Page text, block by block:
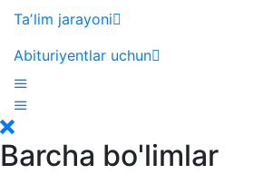
Taʼlim jarayoni
Abituriyentlar uchun
Barcha bo'limlar